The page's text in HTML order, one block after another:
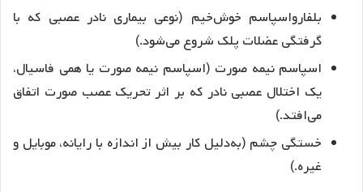
بلفارواسپاسم خوش‌خیم (نوعی بیماری نادر عصبی که با
گرفتگی عضلات پلک شروع می‌شود.)
اسپاسم نیمه صورت (اسپاسم نیمه صورت یا همی فاسیال،
یک اختلال عصبی نادر که بر اثر تحریک عصب صورت اتفاق
می‌افتد.)
خستگی چشم (به‌دلیل کار بیش از اندازه با رایانه، موبایل و
غیره.)